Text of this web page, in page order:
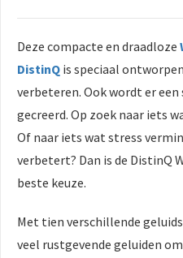
Deze compacte en draadloze
DistinQ is speciaal
verbeteren. Ook wordt er
gecreerd. Op zoek naar iets
Of naar iets wat stress
verbetert? Dan is de DistinQ
beste keuze.
Met tien verschillende
veel rustgevende geluiden